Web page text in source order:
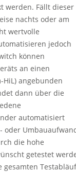
werden. Fällt dieser
nachts oder am
wertvolle
jedoch
können
an einen
angebunden
dann über die
automatisiert
oder
die hohe
getestet